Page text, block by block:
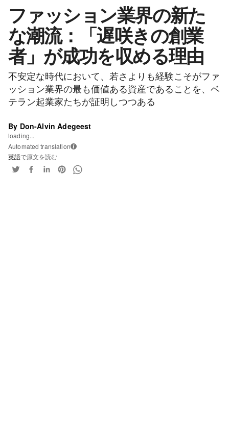
ファッション業界の新た
な潮流：「遅咲きの創業
者」が成功を収める理由
不安定な時代において、若さよりも経験こそがファ
ッション業界の最も価値ある資産であることを、ベ
テラン起業家たちが証明しつつある
By Don-Alvin Adegeest
loading...
Automated translation i
英語で原文を読む